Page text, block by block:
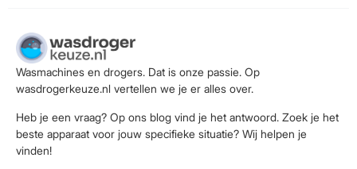
Wasmachines en drogers. Dat is onze passie. Op
wasdrogerkeuze.nl vertellen we je er alles over.
Heb je een vraag? Op ons blog vind je het antwoord. Zoek je het
beste apparaat voor jouw specifieke situatie? Wij helpen je
vinden!